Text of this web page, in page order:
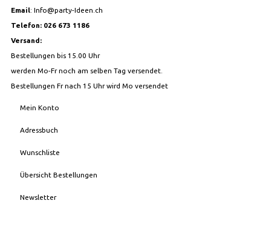
Email: Info@party-Ideen.ch
Telefon: 026 673 1186
Versand:
Bestellungen bis 15.00 Uhr
werden Mo-Fr noch am selben Tag versendet.
Bestellungen Fr nach 15 Uhr wird Mo versendet
Mein Konto
Adressbuch
Wunschliste
Übersicht Bestellungen
Newsletter